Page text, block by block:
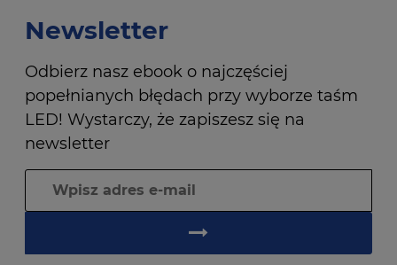
Newsletter
Odbierz nasz ebook o najczęściej
popełnianych błędach przy wyborze taśm
LED! Wystarczy, że zapiszesz się na
newsletter